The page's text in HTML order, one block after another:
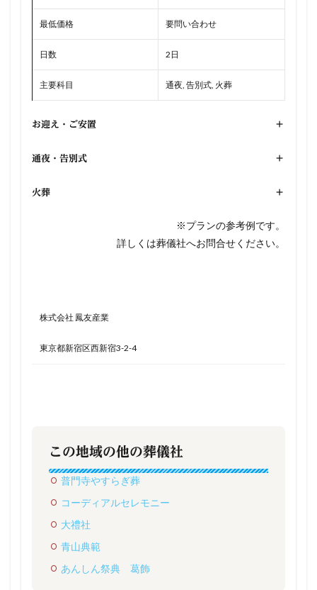
最低価格 要問い合わせ
日数 2日
主要科目 通夜, 告別式, 火葬
お迎え・ご安置 +
通夜・告別式 +
火葬 +
※プランの参考例です。
詳しくは葬儀社へお問合せください。
株式会社 鳳友産業
東京都新宿区西新宿3-2-4
この地域の他の葬儀社
普門寺やすらぎ葬
コーディアルセレモニー
大禮社
青山典範
あんしん祭典 葛飾